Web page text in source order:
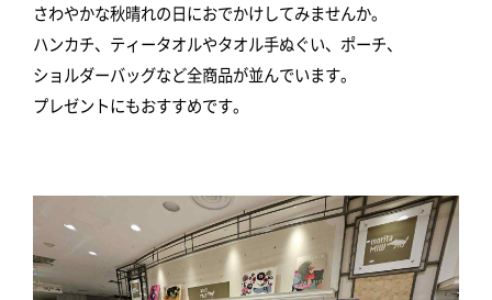
さわやかな秋晴れの日におでかけしてみませんか。
ハンカチ、ティータオルやタオル手ぬぐい、ポーチ、
ショルダーバッグなど全商品が並んでいます。
プレゼントにもおすすめです。